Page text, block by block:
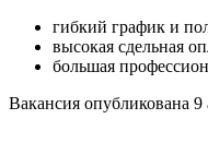
гибкий график и
высокая сдельная
большая
Вакансия опубликована 9